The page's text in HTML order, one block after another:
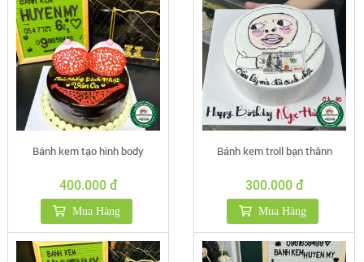
Bánh kem tạo hình body
400.000 đ
Mua Hàng
Bánh kem troll bạn thânn
300.000 đ
Mua Hàng